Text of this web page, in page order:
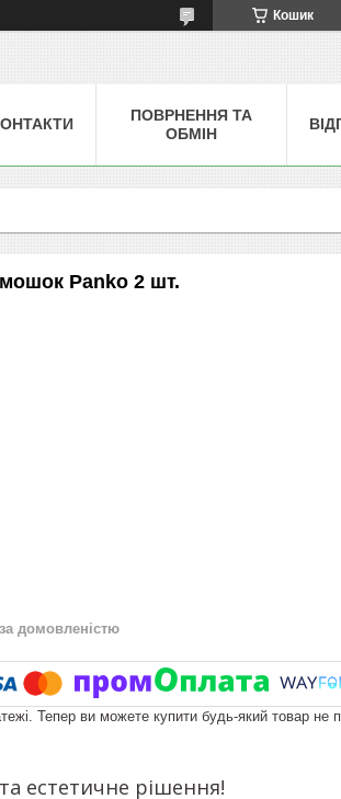
Кошик
ПОВРНЕННЯ ТА
ОБМІН
мошок Panko 2 шт.
за домовленістю
Тепер ви можете купити будь-який товар не
естетичне рішення!